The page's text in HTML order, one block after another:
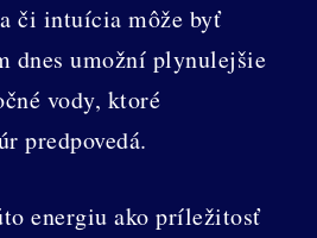
či intuícia môže byť
dnes umožní plynulejšie
vody, ktoré
predpovedá.
energiu ako príležitosť